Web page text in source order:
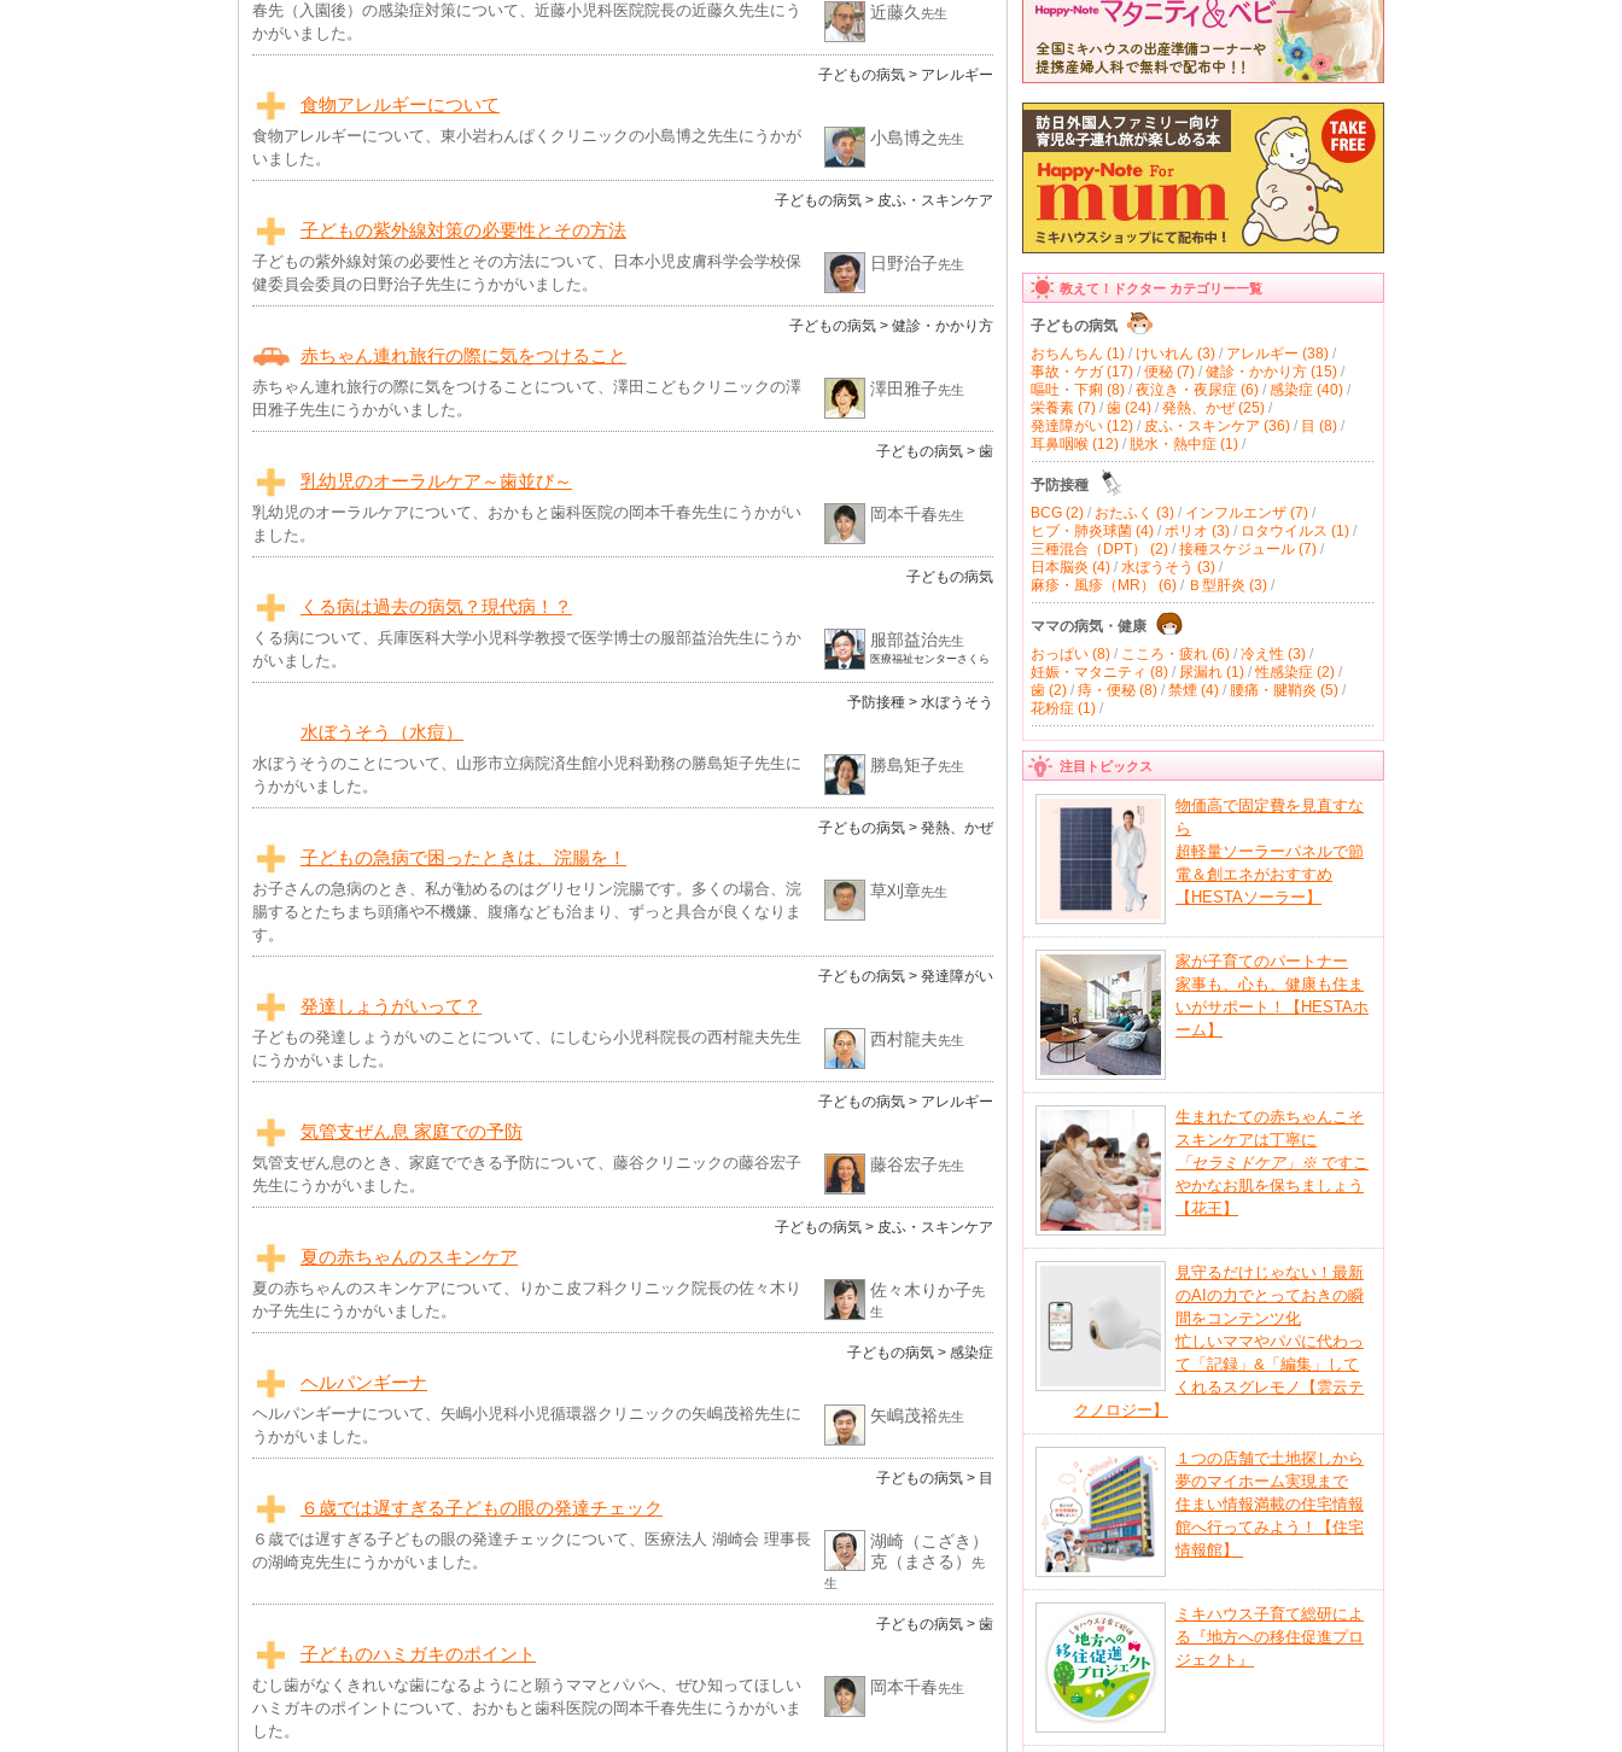
春先（入園後）の感染症対策について、近藤小児科医院院長の近藤久先生にう
かがいました。
近藤久 先生
子どもの病気 > アレルギー
食物アレルギーについて
食物アレルギーについて、東小岩わんぱくクリニックの小島博之先生にうかが
いました。
小島博之先生
子どもの病気 > 皮ふ・スキンケア
子どもの紫外線対策の必要性とその方法
子どもの紫外線対策の必要性とその方法について、日本小児皮膚科学会学校保
健委員会委員の日野治子先生にうかがいました。
日野治子先生
子どもの病気 > 健診・かかり方
赤ちゃん連れ旅行の際に気をつけること
赤ちゃん連れ旅行の際に気をつけることについて、澤田こどもクリニックの澤
田雅子先生にうかがいました。
澤田雅子先生
子どもの病気 > 歯
乳幼児のオーラルケア～歯並び～
乳幼児のオーラルケアについて、おかもと歯科医院の岡本千春先生にうかがい
ました。
岡本千春先生
子どもの病気
くる病は過去の病気？現代病！？
くる病について、兵庫医科大学小児科学教授で医学博士の服部益治先生にうか
がいました。
服部益治先生
医療福祉センターさくら
予防接種 > 水ぼうそう
水ぼうそう（水痘）
水ぼうそうのことについて、山形市立病院済生館小児科勤務の勝島矩子先生に
うかがいました。
勝島矩子先生
子どもの病気 > 発熱、かぜ
子どもの急病で困ったときは、浣腸を！
お子さんの急病のとき、私が勧めるのはグリセリン浣腸です。多くの場合、浣
腸するとたちまち頭痛や不機嫌、腹痛なども治まり、ずっと具合が良くなりま
す。
草刈章先生
子どもの病気 > 発達障がい
発達しょうがいって？
子どもの発達しょうがいのことについて、にしむら小児科院長の西村龍夫先生
にうかがいました。
西村龍夫先生
子どもの病気 > アレルギー
気管支ぜん息 家庭での予防
気管支ぜん息のとき、家庭でできる予防について、藤谷クリニックの藤谷宏子
先生にうかがいました。
藤谷宏子先生
子どもの病気 > 皮ふ・スキンケア
夏の赤ちゃんのスキンケア
夏の赤ちゃんのスキンケアについて、りかこ皮フ科クリニック院長の佐々木り
か子先生にうかがいました。
佐々木りか子先
生
子どもの病気 > 感染症
ヘルパンギーナ
ヘルパンギーナについて、矢嶋小児科小児循環器クリニックの矢嶋茂裕先生に
うかがいました。
矢嶋茂裕先生
子どもの病気 > 目
６歳では遅すぎる子どもの眼の発達チェック
６歳では遅すぎる子どもの眼の発達チェックについて、医療法人 湖崎会 理事長
の湖崎克先生にうかがいました。
湖崎（こざき）
克（まさる）
先
生
子どもの病気 > 歯
子どものハミガキのポイント
むし歯がなくきれいな歯になるようにと願うママとパパへ、ぜひ知ってほしい
ハミガキのポイントについて、おかもと歯科医院の岡本千春先生にうかがいま
した。
岡本千春先生
教えて！ドクター カテゴリー一覧
子どもの病気
おちんちん (1)/ けいれん (3)/ アレルギー (38)/
事故・ケガ (17)/ 便秘 (7)/ 健診・かかり方 (15)/
嘔吐・下痢 (8)/ 夜泣き・夜尿症 (6)/ 感染症 (40)/
栄養素 (7)/ 歯 (24)/ 発熱、かぜ (25)/
発達障がい (12)/ 皮ふ・スキンケア (36)/ 目 (8)/
耳鼻咽喉 (12)/ 脱水・熱中症 (1)/
予防接種
BCG (2)/ おたふく (3)/ インフルエンザ (7)/
ヒブ・肺炎球菌 (4)/ ポリオ (3)/ ロタウイルス (1)/
三種混合（DPT） (2)/ 接種スケジュール (7)/
日本脳炎 (4)/ 水ぼうそう (3)/
麻疹・風疹（MR） (6)/ Ｂ型肝炎 (3)/
ママの病気・健康
おっぱい (8)/ こころ・疲れ (6)/ 冷え性 (3)/
妊娠・マタニティ (8)/ 尿漏れ (1)/ 性感染症 (2)/
歯 (2)/ 痔・便秘 (8)/ 禁煙 (4)/ 腰痛・腱鞘炎 (5)/
花粉症 (1)/
注目トピックス
物価高で固定費を見直すな
ら
超軽量ソーラーパネルで節
電＆創エネがおすすめ
【HESTAソーラー】
家が子育てのパートナー
家事も、心も、健康も住ま
いがサポート！【HESTAホ
ーム】
生まれたての赤ちゃんこそ
スキンケアは丁寧に
「セラミドケア」 ※ ですこ
やかなお肌を保ちましょう
【花王】
見守るだけじゃない！最新
のAIの力でとっておきの瞬
間をコンテンツ化
忙しいママやパパに代わっ
て「記録」&「編集」して
くれるスグレモノ【雲云テ
クノロジー】
１つの店舗で土地探しから
夢のマイホーム実現まで
住まい情報満載の住宅情報
館へ行ってみよう！【住宅
情報館】
ミキハウス子育て総研によ
る『地方への移住促進プロ
ジェクト』